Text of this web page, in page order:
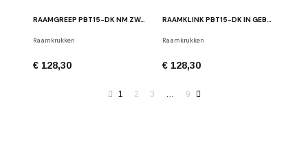
RAAMGREEP PBT15-DK NM ZWART
Raamkrukken
€ 128,30
RAAMKLINK PBT15-DK IN GEBORSTELD ROESTVRIJ STAAL
Raamkrukken
€ 128,30
1 2 3 … 9